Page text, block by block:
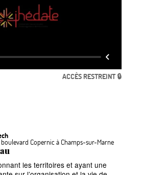
ACCÈS RESTREINT 🔒
Copernic à Champs-sur-Marne
les territoires et ayant une